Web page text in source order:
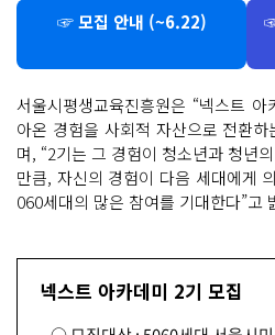
☞ 모집 안내 (~6.22)
서울시평생교육진흥원은 “넥스트
아온 경험을 사회적 자산으로 전환
며, “2기는 그 경험이 청소년과 청년
만큼, 자신의 경험이 다음 세대에게
060세대의 많은 참여를 기대한다”고
넥스트 아카데미 2기 모집